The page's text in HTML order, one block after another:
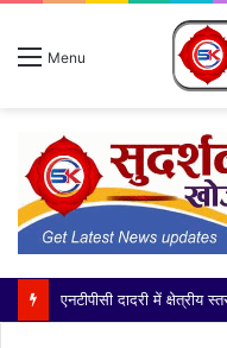
Menu
एनटीपीसी दादरी में क्षेत्रीय